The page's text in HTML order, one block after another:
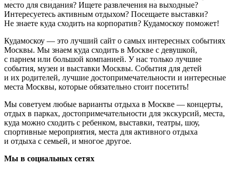
место для свидания? Ищете развлечения на выходные?
Интересуетесь активным отдыхом? Посещаете выставки?
Не знаете куда сходить на корпоратив? Кудамоскоу поможет!
Кудамоскоу — это лучший сайт о самых интересных событиях
Москвы. Мы знаем куда сходить в Москве с девушкой,
с парнем или большой компанией. У нас только лучшие
события, музеи и выставки Москвы. События для детей
и их родителей, лучшие достопримечательности и интересные
места Москвы, которые обязательно стоит посетить!
Мы советуем любые варианты отдыха в Москве — концерты,
отдых в парках, достопримечательности для экскурсий, места,
куда можно сходить с ребенком, выставки, театры, шоу,
спортивные мероприятия, места для активного отдыха
и отдыха с семьей, и многое другое.
Мы в социальных сетях